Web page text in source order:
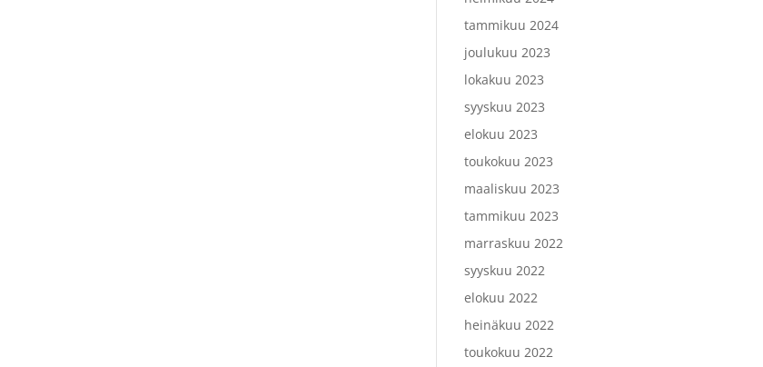
tammikuu 2024
joulukuu 2023
lokakuu 2023
syyskuu 2023
elokuu 2023
toukokuu 2023
maaliskuu 2023
tammikuu 2023
marraskuu 2022
syyskuu 2022
elokuu 2022
heinäkuu 2022
toukokuu 2022